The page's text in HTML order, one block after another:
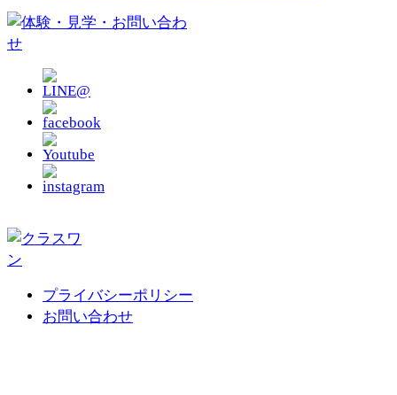
プライバシーポリシー
お問い合わせ